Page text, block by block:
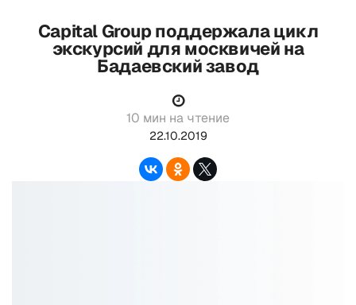
Capital Group поддержала цикл
экскурсий для москвичей на
Бадаевский завод
10 мин на чтение
22.10.2019